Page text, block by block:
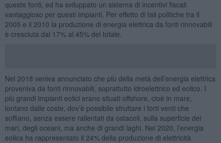
queste fonti, ed ha sviluppato un sistema di incentivi fiscali
vantaggioso per questi impianti. Per effetto di tali politiche tra il
2005 e il 2010 la produzione di energia elettrica da fonti rinnovabili
è cresciuta dal 17% al 45% del totale.
Nel 2018 veniva annunciato che più della metà dell’energia elettrica
proveniva da fonti rinnovabili, soprattutto idroelettrico ed eolico. I
più grandi impianti eolici erano situati offshore, cioè in mare,
lontano dalle coste, dov’è possibile sfruttare i forti venti che
soffiano, senza essere rallentati da ostacoli, sulla superficie dei
mari, degli oceani, ma anche di grandi laghi. Nel 2020, l’energia
eolica ha rappresentato il 24% della produzione di elettricità.